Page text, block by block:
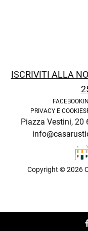
ISCRIVITI ALLA
FACEBOOK
PRIVACY E COOKIE
Piazza Vestini, 20
Copyright © 2026